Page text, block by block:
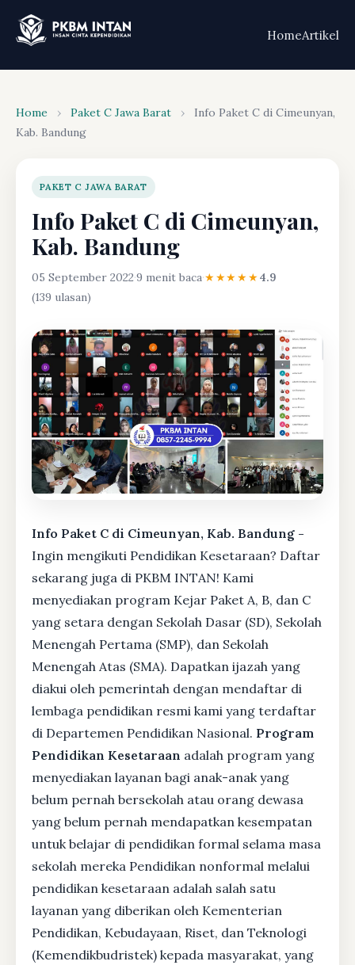
HomeArtikel
Home › Paket C Jawa Barat ›
Info Paket C di Cimeunyan,
Kab. Bandung
PAKET C JAWA BARAT
Info Paket C di Cimeunyan,
Kab. Bandung
05 September 2022·9 menit baca·★★★★★4.9
(139 ulasan)
Info Paket C di Cimeunyan, Kab. Bandung -
Ingin mengikuti Pendidikan Kesetaraan? Daftar
sekarang juga di PKBM INTAN! Kami
menyediakan program Kejar Paket A, B, dan C
yang setara dengan Sekolah Dasar (SD), Sekolah
Menengah Pertama (SMP), dan Sekolah
Menengah Atas (SMA). Dapatkan ijazah yang
diakui oleh pemerintah dengan mendaftar di
lembaga pendidikan resmi kami yang terdaftar
di Departemen Pendidikan Nasional. Program
Pendidikan Kesetaraan adalah program yang
menyediakan layanan bagi anak-anak yang
belum pernah bersekolah atau orang dewasa
yang belum pernah mendapatkan kesempatan
untuk belajar di pendidikan formal selama masa
sekolah mereka Pendidikan nonformal melalui
pendidikan kesetaraan adalah salah satu
layanan yang diberikan oleh Kementerian
Pendidikan, Kebudayaan, Riset, dan Teknologi
(Kemendikbudristek) kepada masyarakat, yang